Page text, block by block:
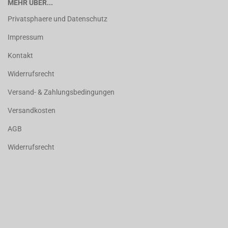
MEHR ÜBER...
Privatsphaere und Datenschutz
Impressum
Kontakt
Widerrufsrecht
Versand- & Zahlungsbedingungen
Versandkosten
AGB
Widerrufsrecht